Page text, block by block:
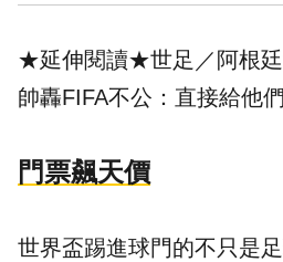
★延伸閱讀★世足／阿根
帥轟FIFA不公：直接給他
門票飆天價
世界盃踢進球門的不只是